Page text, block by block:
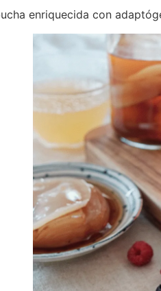
enriquecida con